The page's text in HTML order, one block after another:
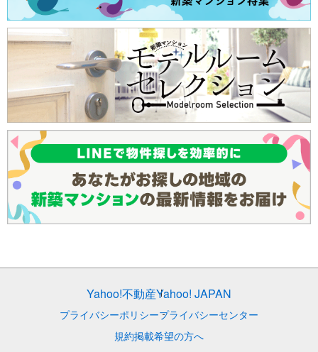
Yahoo!不動産Yahoo! JAPAN
プライバシーポリシープライバシーセンター
規約掲載希望の方へ